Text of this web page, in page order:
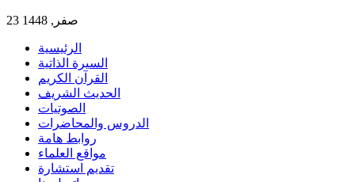
23 صفر, 1448
الرئيسية
السيرة الذاتية
القرآن الكريم
الحديث الشريف
الصوتيات
الدروس والمحاضرات
روابط هامة
مواقع العلماء
تقديم استشارة